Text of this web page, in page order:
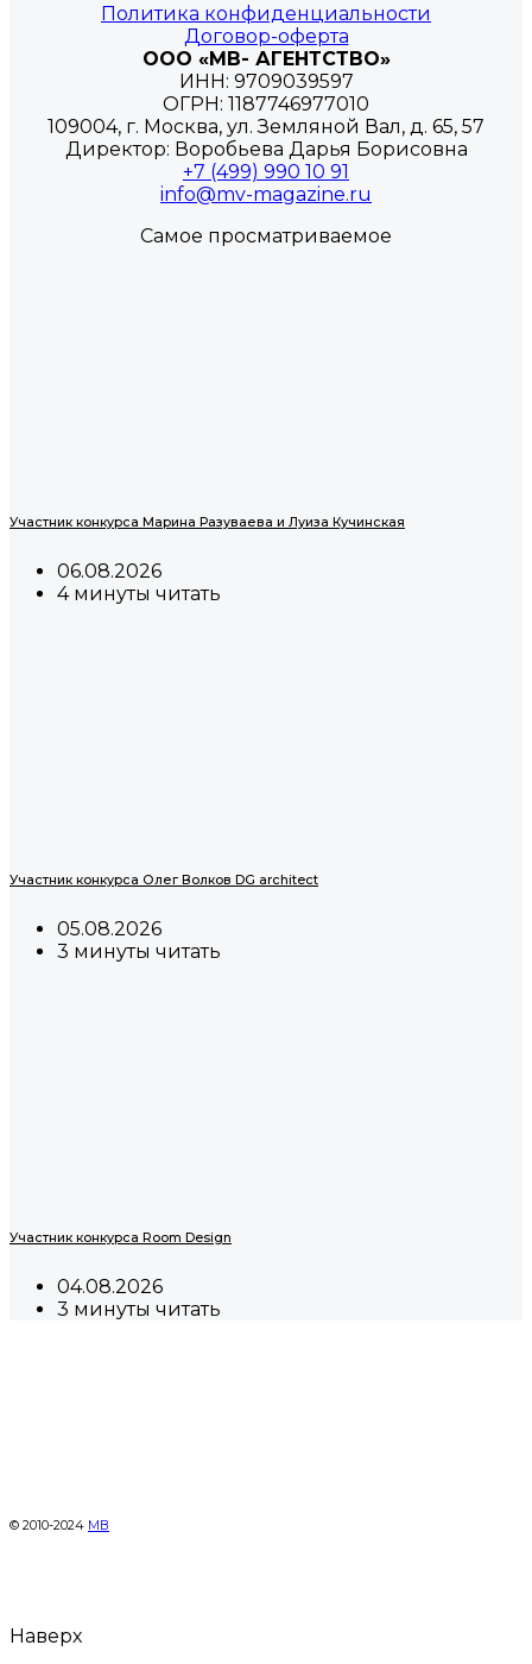
Политика конфиденциальности
Договор-оферта
ООО «МВ- АГЕНТСТВО»
ИНН: 9709039597
ОГРН: 1187746977010
109004, г. Москва, ул. Земляной Вал, д. 65, 57
Директор: Воробьева Дарья Борисовна
+7 (499) 990 10 91
info@mv-magazine.ru
Самое просматриваемое
Участник конкурса Марина Разуваева и Луиза Кучинская
06.08.2026
4 минуты читать
Участник конкурса Олег Волков DG architect
05.08.2026
3 минуты читать
Участник конкурса Room Design
04.08.2026
3 минуты читать
© 2010-2024 МВ
Наверх